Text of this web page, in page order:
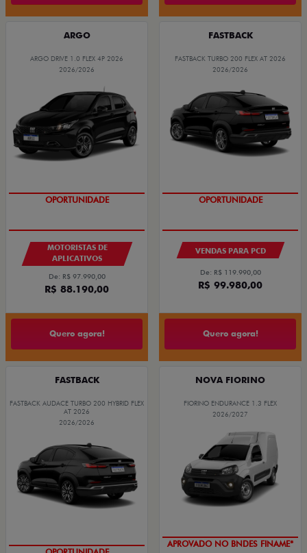
ARGO
ARGO DRIVE 1.0 FLEX 4P 2026
2026/2026
OPORTUNIDADE
MOTORISTAS DE
APLICATIVOS
De: R$ 97.990,00
R$ 88.190,00
Quero agora!
FASTBACK
FASTBACK TURBO 200 FLEX AT 2026
2026/2026
OPORTUNIDADE
VENDAS PARA PCD
De: R$ 119.990,00
R$ 99.980,00
Quero agora!
FASTBACK
FASTBACK AUDACE TURBO 200 HYBRID FLEX
AT 2026
2026/2026
NOVA FIORINO
FIORINO ENDURANCE 1.3 FLEX
2026/2027
APROVADO NO BNDES FINAME*